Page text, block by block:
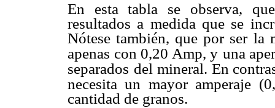
En esta tabla se observa,
resultados a medida que se
Nótese también, que por ser la
apenas con 0,20 Amp, y una
separados del mineral. En
necesita un mayor amperaje
cantidad de granos.